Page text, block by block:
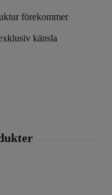
förekommer
känsla